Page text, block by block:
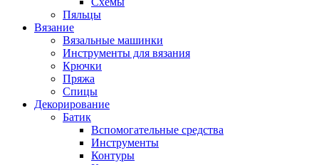
Пяльцы
Вязание
Вязальные машинки
Инструменты для вязания
Крючки
Пряжа
Спицы
Декорирование
Батик
Вспомогательные средства
Инструменты
Контуры